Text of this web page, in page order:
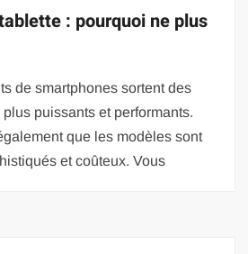
: pourquoi ne plus
de smartphones sortent des
puissants et performants.
que les modèles sont
et coûteux. Vous